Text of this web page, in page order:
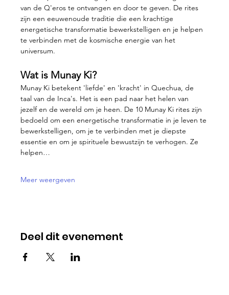
van de Q'eros te ontvangen en door te geven. De rites
zijn een eeuwenoude traditie die een krachtige
energetische transformatie bewerkstelligen en je helpen
te verbinden met de kosmische energie van het
universum.
Wat is Munay Ki?
Munay Ki betekent 'liefde' en 'kracht' in Quechua, de
taal van de Inca's. Het is een pad naar het helen van
jezelf en de wereld om je heen. De 10 Munay Ki rites zijn
bedoeld om een energetische transformatie in je leven te
bewerkstelligen, om je te verbinden met je diepste
essentie en om je spirituele bewustzijn te verhogen. Ze
helpen…
Meer weergeven
Deel dit evenement